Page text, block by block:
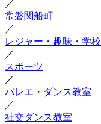
／
常磐関船町
／
レジャー・趣味・学校
／
スポーツ
／
バレエ・ダンス教室
／
社交ダンス教室